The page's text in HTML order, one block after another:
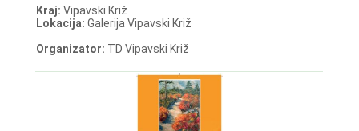
Kraj: Vipavski Križ
Lokacija: Galerija Vipavski Križ
Organizator: TD Vipavski Križ